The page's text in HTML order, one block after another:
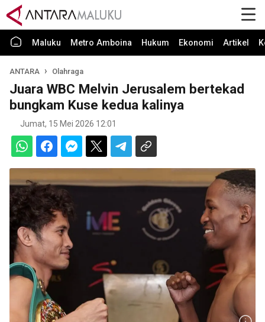
Maluku Metro Amboina Hukum Ekonomi Artikel
ANTARA Olahraga
Juara WBC Melvin Jerusalem bertekad
bungkam Kuse kedua kalinya
Jumat, 15 Mei 2026 12:01